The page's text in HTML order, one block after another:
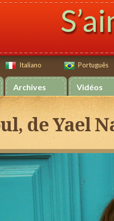
Italiano Português
Archives Vidéos
Italiano Português
de Yael